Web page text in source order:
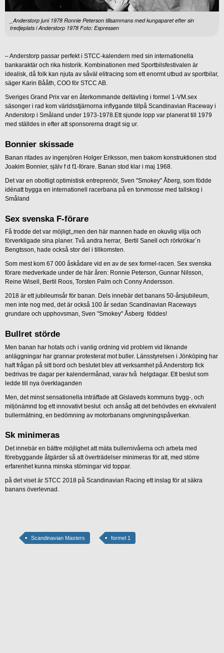
_Anderstorp juni 1978 Ronnie Peterson tillsammans med kungaparet efter sin
tredjeplats i Anderstorp 1978 Foto: Expressen
– Anderstorp passar perfekt i STCC-kalendern med sin internationella
bankaraktär och rika historik. Kombinationen med Sportbilsfestivalen är
idealisk, då folk kan njuta av såväl elitracing som ett enormt utbud av sportbilar,
säger Karin Bååth, COO för STCC AB.
Sveriges Grand Prix var en återkommande deltävling i formel 1-VM.sex
säsonger i rad kom världsstjärnorna inflygande tillpå Scandinavian Raceway i
Anderstorp i Småland under 1973-1978.Ett sjunde lopp var planerat till 1979
med ställdes in efter att sponsorerna dragit sig ur.
Bonnier skissade
Banan ritades av ingenjören Holger Eriksson, men bakom konstruktionen stod
Joakim Bonnier, själv f d f1-förare. Banan stod klar i maj 1968.
Det var en obotligt optimistisk entreprenör, Sven "Smokey" Åberg, som födde
idénatt bygga en internationell racerbana på en torvmosse med tallskog i
Småland
Sex svenska F-förare
Få trodde det var möjligt,,men den här mannen hade en okuvlig vilja och
förverkligade sina planer. Två andra herrar, Bertil Sanell och rörkrökar´n
Bengtsson, hade också stor del i tillkomsten.
Som mest kom 67 000 åskådare vid en av de sex formel-racen. Sex svenska
förare medverkade under de här åren: Ronnie Peterson, Gunnar Nilsson,
Reine Wisell, Bertil Roos, Torsten Palm och Conny Andersson.
2018 är ett jubileumsår för banan. Dels innebär det banans 50-årsjubileum,
men inte nog med, det är också 100 år sedan Scandinavian Raceways
grundare och upphovsman, Sven "Smokey" Åsberg föddes!
Bullret störde
Men banan har hotats och i vanlig ordning vid problem vid liknande
anläggningar har grannar protesterat mot buller. Länsstyrelsen i Jönköping har
haft frågan på sitt bord och beslutet blev att verksamhet på Anderstorp fick
bedrivas tre dagar per kalendermånad, varav två helgdagar. Ett beslut som
ledde till nya överklaganden
Men, det minst sensationella inträffade att Gislaveds kommuns bygg-, och
miljönämnd tog ett innovativt beslut och ansåg att det behövdes en ekvivalent
bullermätning, en bedömning av motorbanans omgivningspåverkan.
Sk minimeras
Det innebär en bättre möjlighet att mäta bullernivåerna och arbeta med
förebyggande åtgärder så att överträdelser minimeras för att, med större
erfarenhet kunna minska störningar vid toppar.
på det viset är STCC 2018 på Scandinavian Racing ett inslag för at säkra
banans överlevnad.
Scandinavian Masters formel 1